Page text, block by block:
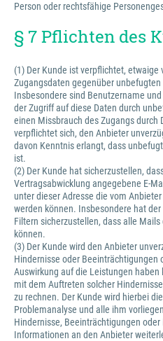
Person oder rechtsfähige
§ 7 Pflichten des
(1) Der Kunde ist verpflichtet, etwaige
Zugangsdaten gegenüber
Insbesondere sind Benutzername
der Zugriff auf diese Daten durch
einen Missbrauch des Zugangs durch
verpflichtet sich, den Anbieter
davon Kenntnis erlangt, dass
ist.
(2) Der Kunde hat sicherzustellen,
Vertragsabwicklung angegebene E-
unter dieser Adresse die vom
werden können. Insbesondere hat
Filtern sicherzustellen, dass alle
können.
(3) Der Kunde wird den Anbieter
Hindernisse oder Beeinträchtigungen
Auswirkung auf die Leistungen haben
mit dem Auftreten solcher
zu rechnen. Der Kunde wird hierbei
Problemanalyse und alle ihm
Hindernisse, Beeinträchtigungen
Informationen an den Anbieter